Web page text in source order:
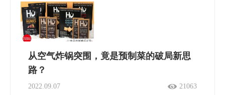
从空气炸锅突围，竟是预制菜的破局新思
路？
2022.09.07 21063